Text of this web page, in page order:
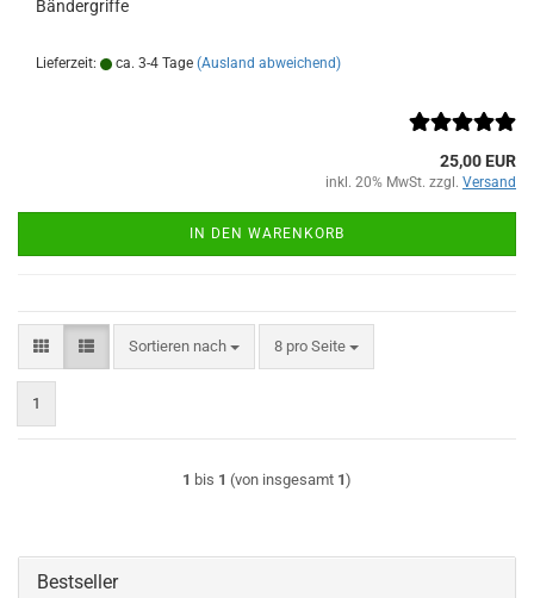
Bändergriffe
Lieferzeit: ca. 3-4 Tage (Ausland abweichend)
25,00 EUR
inkl. 20% MwSt. zzgl. Versand
IN DEN WARENKORB
Sortieren nach
Sortieren nach 8 pro Seite
pro Seite
1
1 bis 1 (von insgesamt 1)
Bestseller